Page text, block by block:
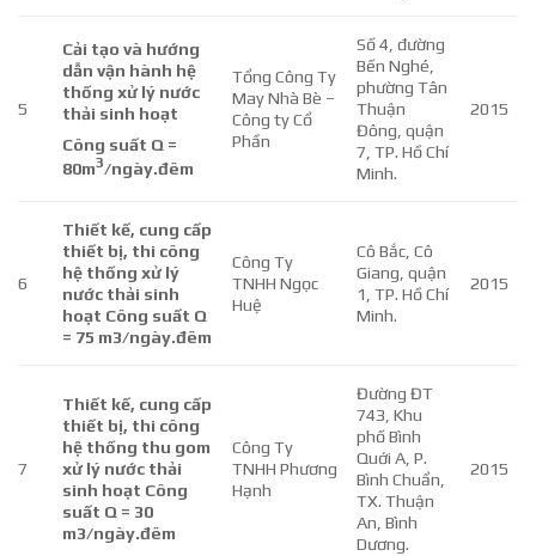
5
Cải tạo và hướng
dẫn vận hành hệ
thống xử lý nước
thải sinh hoạt
Công suất Q =
80m3/ngày.đêm
Tổng Công Ty
May Nhà Bè –
Công ty Cổ
Phần
Số 4, đường
Bến Nghé,
phường Tân
Thuận
Đông, quận
7, TP. Hồ Chí
Minh.
2015
6
Thiết kế, cung cấp
thiết bị, thi công
hệ thống xử lý
nước thải sinh
hoạt Công suất Q
= 75 m3/ngày.đêm
Công Ty
TNHH Ngọc
Huệ
Cô Bắc, Cô
Giang, quận
1, TP. Hồ Chí
Minh.
2015
7
Thiết kế, cung cấp
thiết bị, thi công
hệ thống thu gom
xử lý nước thải
sinh hoạt Công
suất Q = 30
m3/ngày.đêm
Công Ty
TNHH Phương
Hạnh
Đường ĐT
743, Khu
phố Bình
Quới A, P.
Bình Chuẩn,
TX. Thuận
An, Bình
Dương.
2015